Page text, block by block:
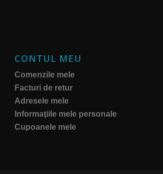
CONTUL MEU
Comenzile mele
Facturi de retur
Adresele mele
Informaţiile mele personale
Cupoanele mele